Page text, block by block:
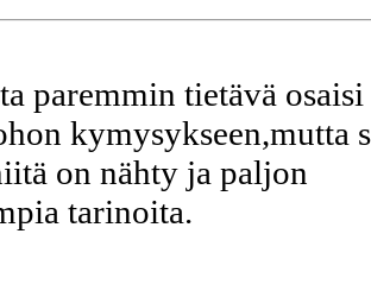
paremmin tietävä osaisi
kymysykseen,mutta
on nähty ja paljon
tarinoita.